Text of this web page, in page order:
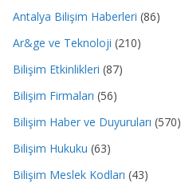
Antalya Bilişim Haberleri (86)
Ar&ge ve Teknoloji (210)
Bilişim Etkinlikleri (87)
Bilişim Firmaları (56)
Bilişim Haber ve Duyuruları (570)
Bilişim Hukuku (63)
Bilişim Meslek Kodları (43)